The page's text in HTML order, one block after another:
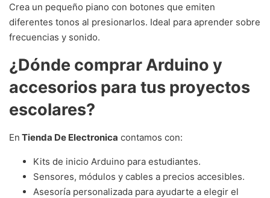
Crea un pequeño piano con botones que emiten
diferentes tonos al presionarlos. Ideal para aprender sobre
frecuencias y sonido.
¿Dónde comprar Arduino y
accesorios para tus proyectos
escolares?
En Tienda De Electronica contamos con:
Kits de inicio Arduino para estudiantes.
Sensores, módulos y cables a precios accesibles.
Asesoría personalizada para ayudarte a elegir el